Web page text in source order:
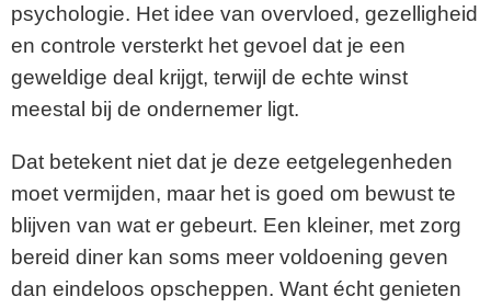
psychologie. Het idee van overvloed, gezelligheid
en controle versterkt het gevoel dat je een
geweldige deal krijgt, terwijl de echte winst
meestal bij de ondernemer ligt.
Dat betekent niet dat je deze eetgelegenheden
moet vermijden, maar het is goed om bewust te
blijven van wat er gebeurt. Een kleiner, met zorg
bereid diner kan soms meer voldoening geven
dan eindeloos opscheppen. Want écht genieten